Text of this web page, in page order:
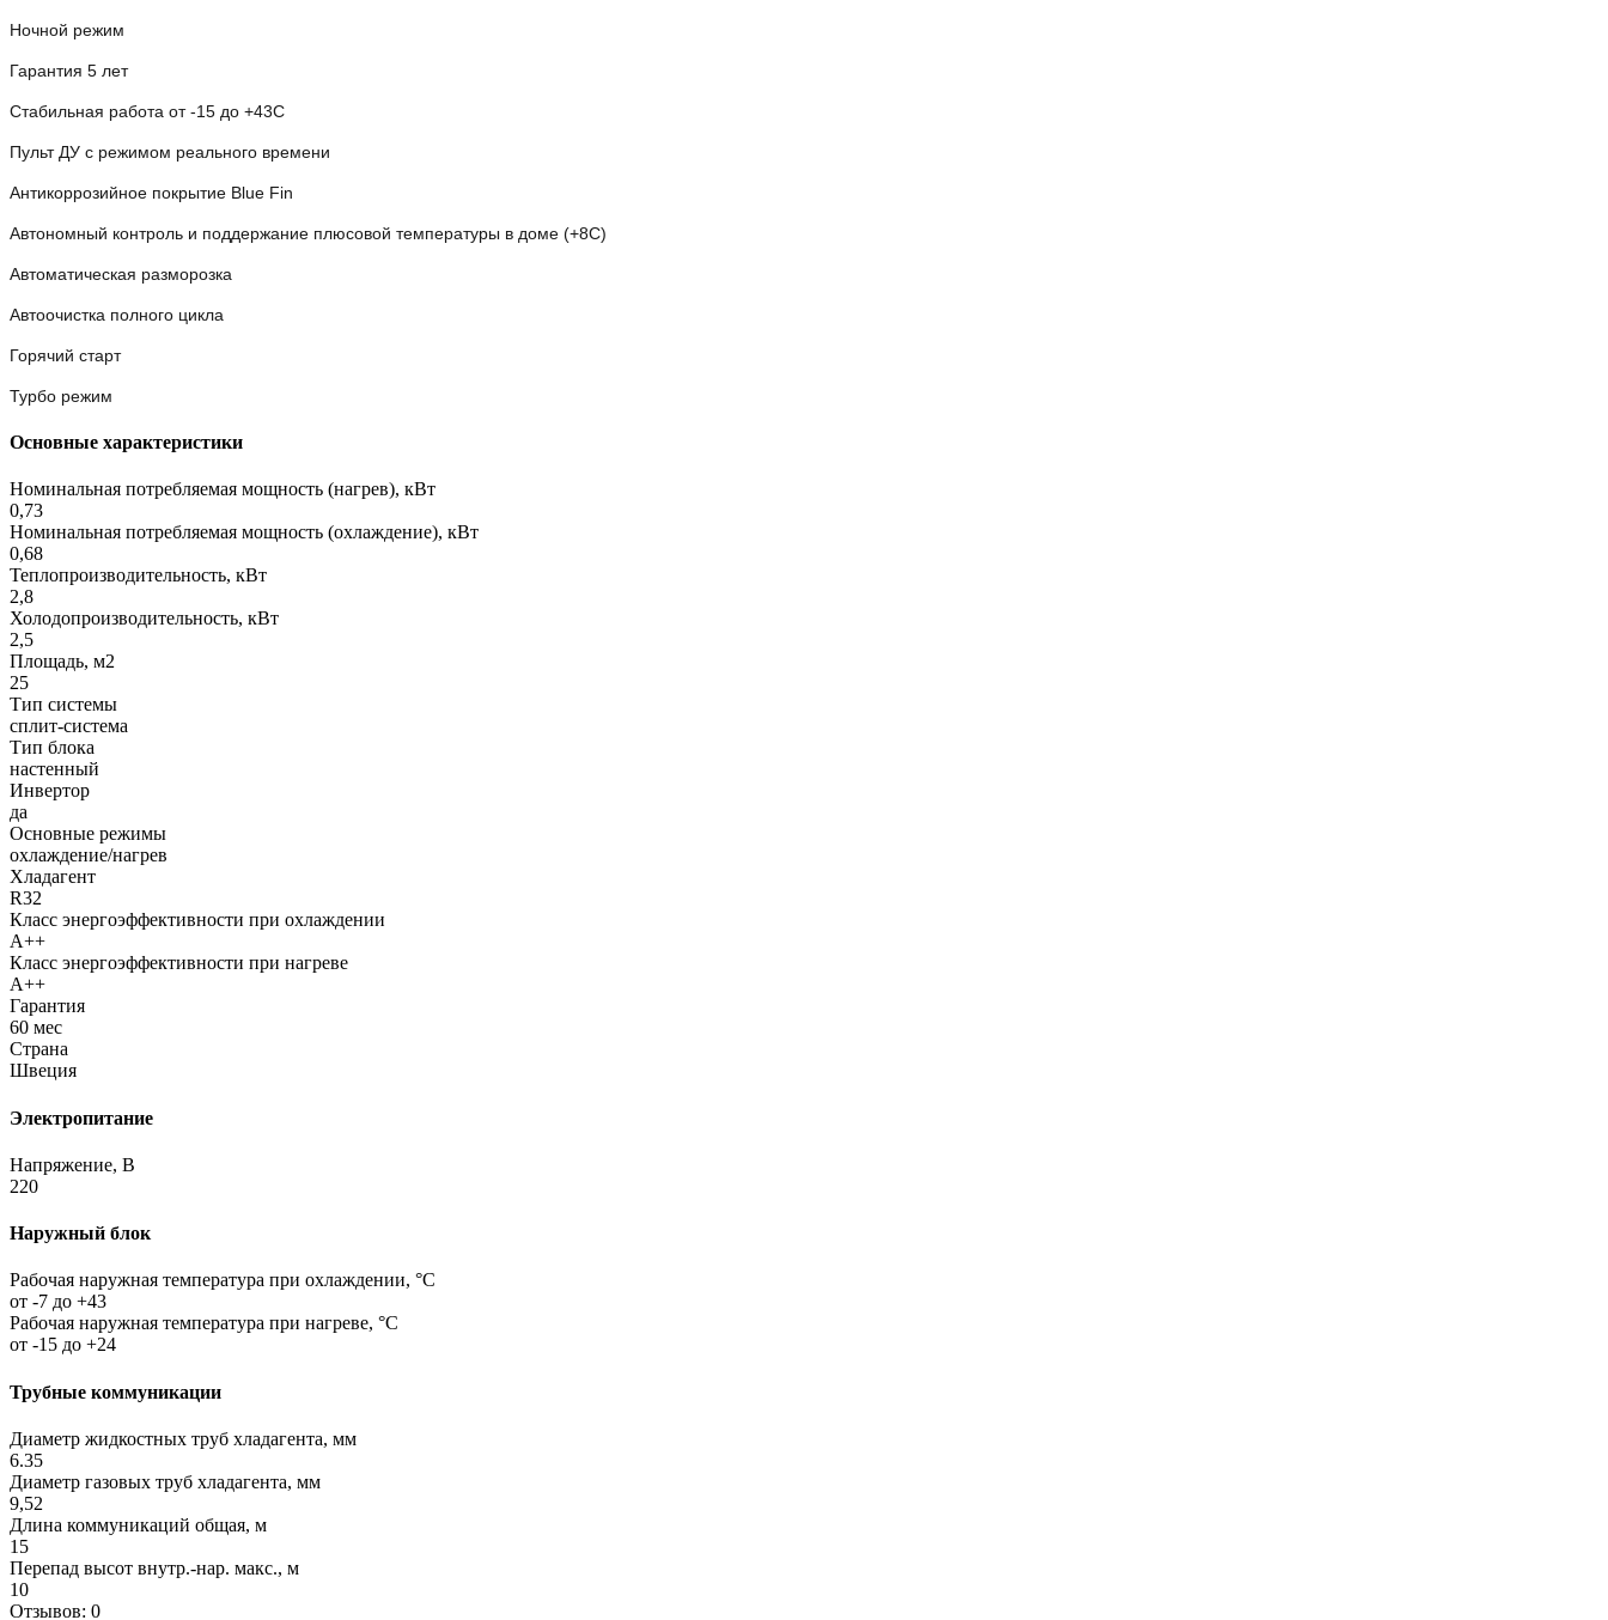
Ночной режим
Гарантия 5 лет
Стабильная работа от -15 до +43C
Пульт ДУ с режимом реального времени
Антикоррозийное покрытие Blue Fin
Автономный контроль и поддержание плюсовой температуры в доме (+8C)
Автоматическая разморозка
Автоочистка полного цикла
Горячий старт
Турбо режим
Основные характеристики
Номинальная потребляемая мощность (нагрев), кВт
0,73
Номинальная потребляемая мощность (охлаждение), кВт
0,68
Теплопроизводительность, кВт
2,8
Холодопроизводительность, кВт
2,5
Площадь, м2
25
Тип системы
сплит-система
Тип блока
настенный
Инвертор
да
Основные режимы
охлаждение/нагрев
Хладагент
R32
Класс энергоэффективности при охлаждении
A++
Класс энергоэффективности при нагреве
A++
Гарантия
60 мес
Страна
Швеция
Электропитание
Напряжение, В
220
Наружный блок
Рабочая наружная температура при охлаждении, °C
от -7 до +43
Рабочая наружная температура при нагреве, °C
от -15 до +24
Трубные коммуникации
Диаметр жидкостных труб хладагента, мм
6.35
Диаметр газовых труб хладагента, мм
9,52
Длина коммуникаций общая, м
15
Перепад высот внутр.-нар. макс., м
10
Отзывов: 0